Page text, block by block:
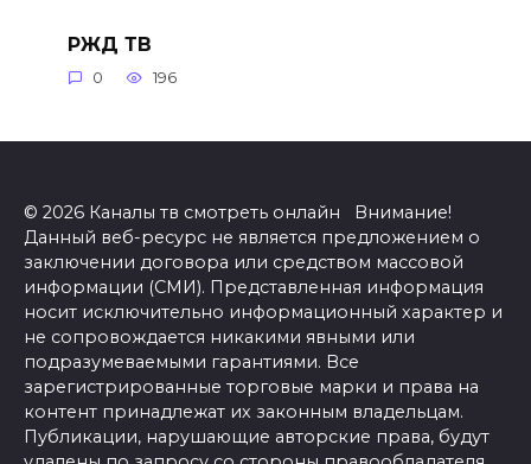
РЖД ТВ
0 196
© 2026 Каналы тв смотреть онлайн Внимание!
Данный веб-ресурс не является предложением о
заключении договора или средством массовой
информации (СМИ). Представленная информация
носит исключительно информационный характер и
не сопровождается никакими явными или
подразумеваемыми гарантиями. Все
зарегистрированные торговые марки и права на
контент принадлежат их законным владельцам.
Публикации, нарушающие авторские права, будут